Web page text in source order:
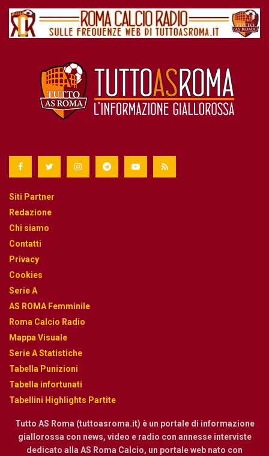
Siti Partner
Redazione
Chi siamo
Contatti
Privacy
Cookies
Serie A
AS ROMA Femminile
Roma Calcio Radio
Mappa Visuale
Serie A Statistiche
Tabella Punizioni
Tabella infortunati
Tabellini Highlights Partite
Tutto AS Roma (tuttoasroma.it) è un portale di informazione
giallorossa con news, video e radio con annesse interviste
dedicato alla AS Roma Calcio, un portale web nato con